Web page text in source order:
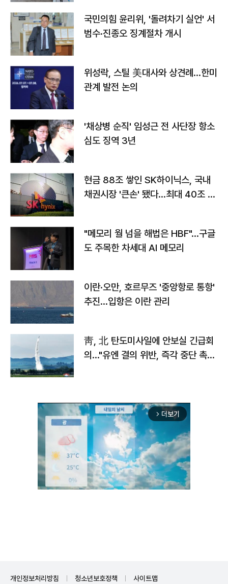
국민의힘 윤리위, '돌려차기 실언' 서
범수·진종오 징계절차 개시
위성락, 스틸 美대사와 상견례…한미
관계 발전 논의
'채상병 순직' 임성근 전 사단장 항소
심도 징역 3년
현금 88조 쌓인 SK하이닉스, 국내
채권시장 '큰손' 됐다…최대 40조 투
"메모리 월 넘을 해법은 HBF"…구글
도 주목한 차세대 AI 메모리
이란·오만, 호르무즈 '중앙항로 통항'
추진…입항은 이란 관리
靑, 北 탄도미사일에 안보실 긴급회
의…"유엔 결의 위반, 즉각 중단 촉
arrow_forward_ios 더보기
개인정보처리방침 청소년보호정책 사이트맵